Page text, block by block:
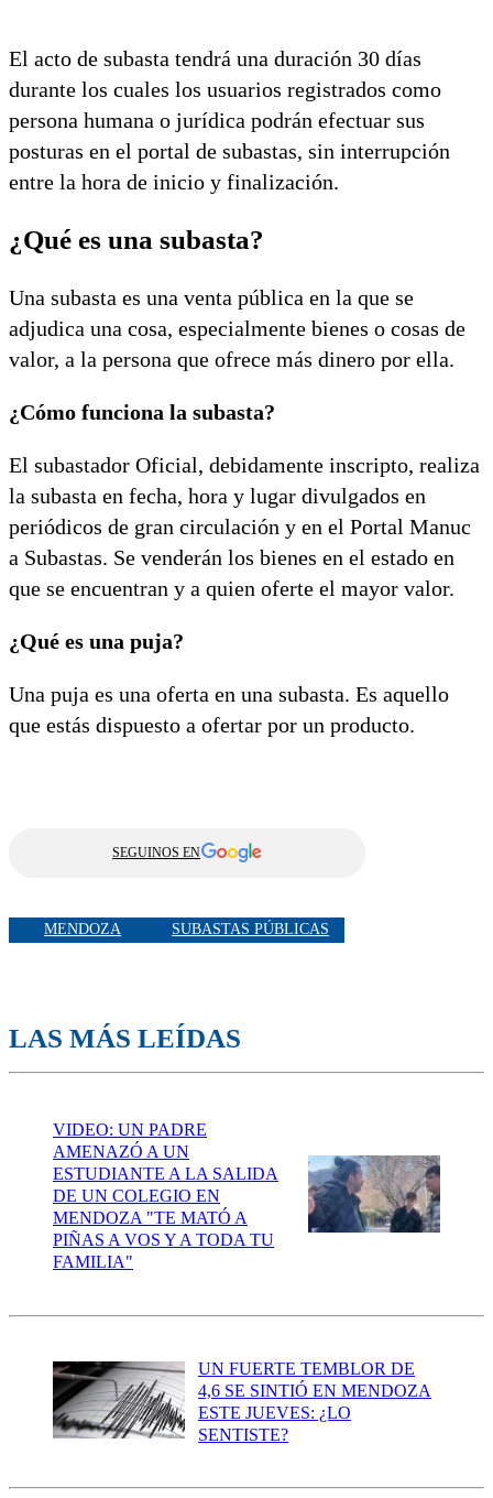
El acto de subasta tendrá una duración 30 días
durante los cuales los usuarios registrados como
persona humana o jurídica podrán efectuar sus
posturas en el portal de subastas, sin interrupción
entre la hora de inicio y finalización.
¿Qué es una subasta?
Una subasta es una venta pública en la que se
adjudica una cosa, especialmente bienes o cosas de
valor, a la persona que ofrece más dinero por ella.
¿Cómo funciona la subasta?
El subastador Oficial, debidamente inscripto, realiza
la subasta en fecha, hora y lugar divulgados en
periódicos de gran circulación y en el Portal Manuc
a Subastas. Se venderán los bienes en el estado en
que se encuentran y a quien oferte el mayor valor.
¿Qué es una puja?
Una puja es una oferta en una subasta. Es aquello
que estás dispuesto a ofertar por un producto.
SEGUINOS EN
MENDOZA SUBASTAS PÚBLICAS
LAS MÁS LEÍDAS
VIDEO: UN PADRE
AMENAZÓ A UN
ESTUDIANTE A LA SALIDA
DE UN COLEGIO EN
MENDOZA "TE MATÓ A
PIÑAS A VOS Y A TODA TU
FAMILIA"
UN FUERTE TEMBLOR DE
4,6 SE SINTIÓ EN MENDOZA
ESTE JUEVES: ¿LO
SENTISTE?